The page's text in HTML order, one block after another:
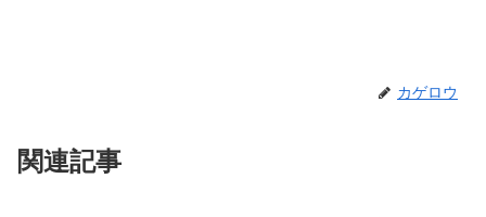
カゲロウ
関連記事